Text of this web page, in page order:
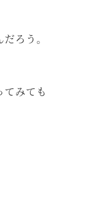
ろう。
みても